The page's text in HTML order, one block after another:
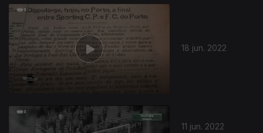
18 jun. 2022
11 jun. 2022
621687